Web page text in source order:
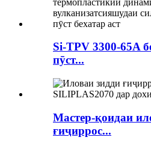
Si-TPV 3300-65A
пӯст...
Мастер-қоидаи
ғиҷиррос...